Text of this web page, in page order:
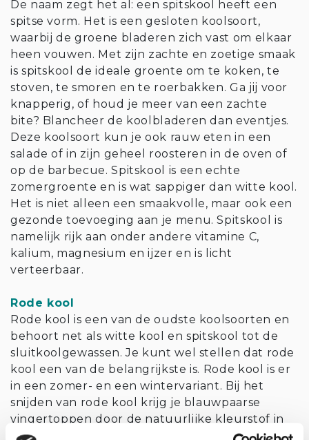
De naam zegt het al: een spitskool heeft een
spitse vorm. Het is een gesloten koolsoort,
waarbij de groene bladeren zich vast om elkaar
heen vouwen. Met zijn zachte en zoetige smaak
is spitskool de ideale groente om te koken, te
stoven, te smoren en te roerbakken. Ga jij voor
knapperig, of houd je meer van een zachte
bite? Blancheer de koolbladeren dan eventjes.
Deze koolsoort kun je ook rauw eten in een
salade of in zijn geheel roosteren in de oven of
op de barbecue. Spitskool is een echte
zomergroente en is wat sappiger dan witte kool.
Het is niet alleen een smaakvolle, maar ook een
gezonde toevoeging aan je menu. Spitskool is
namelijk rijk aan onder andere vitamine C,
kalium, magnesium en ijzer en is licht
verteerbaar.
Rode kool
Rode kool is een van de oudste koolsoorten en
behoort net als witte kool en spitskool tot de
sluitkoolgewassen. Je kunt wel stellen dat rode
kool een van de belangrijkste is. Rode kool is er
in een zomer- en een wintervariant. Bij het
snijden van rode kool krijg je blauwpaarse
vingertoppen door de natuurlijke kleurstof in
de kool, maar die was je gewoon weer schoon.